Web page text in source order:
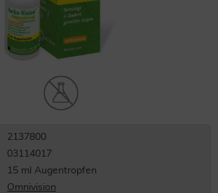
2137800
03114017
15 ml Augentropfen
Omnivision